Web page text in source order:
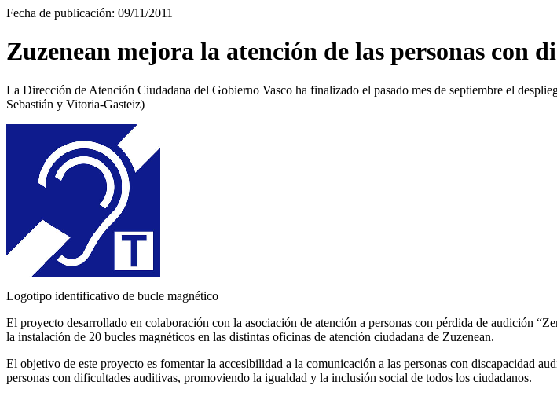
Fecha de publicación: 09/11/2011
Zuzenean mejora la atención de las personas con
La Dirección de Atención Ciudadana del Gobierno Vasco ha finalizado el pasado mes de septiembre el
Sebastián y Vitoria-Gasteiz)
Logotipo identificativo de bucle magnético
El proyecto desarrollado en colaboración con la asociación de atención a personas con pérdida de audición
la instalación de 20 bucles magnéticos en las distintas oficinas de atención ciudadana de Zuzenean.
El objetivo de este proyecto es fomentar la accesibilidad a la comunicación a las personas con discapacidad
personas con dificultades auditivas, promoviendo la igualdad y la inclusión social de todos los ciudadanos.